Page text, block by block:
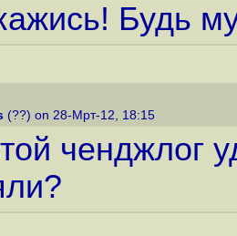
Будь
(??) on 28-Мрт-12, 18:15
ченджлог